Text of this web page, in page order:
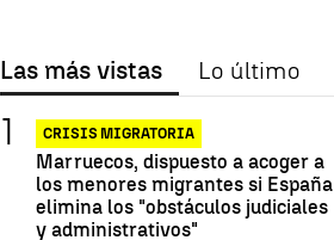
Las más vistas Lo último
CRISIS MIGRATORIA
Marruecos, dispuesto a acoger a
los menores migrantes si España
elimina los "obstáculos judiciales
y administrativos"